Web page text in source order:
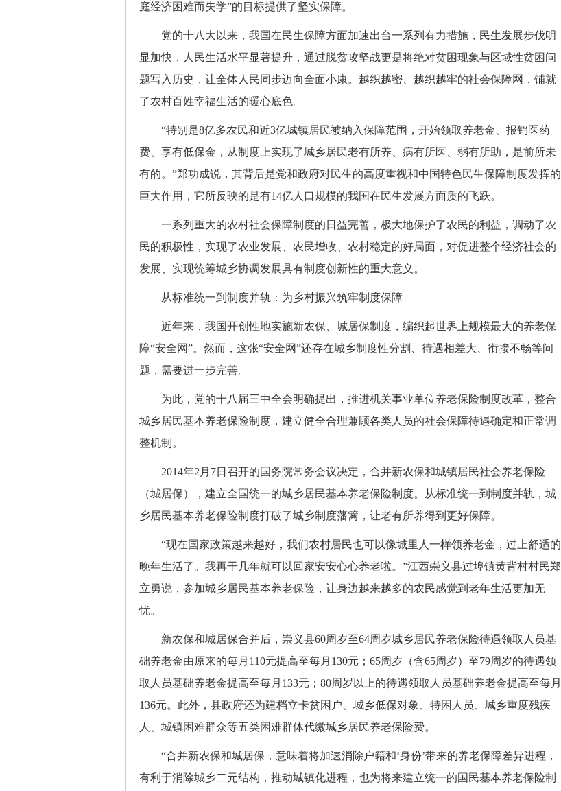
庭经济困难而失学”的目标提供了坚实保障。
党的十八大以来，我国在民生保障方面加速出台一系列有力措施，民生发展步伐明
显加快，人民生活水平显著提升，通过脱贫攻坚战更是将绝对贫困现象与区域性贫困问
题写入历史，让全体人民同步迈向全面小康。越织越密、越织越牢的社会保障网，铺就
了农村百姓幸福生活的暖心底色。
“特别是8亿多农民和近3亿城镇居民被纳入保障范围，开始领取养老金、报销医药
费、享有低保金，从制度上实现了城乡居民老有所养、病有所医、弱有所助，是前所未
有的。”郑功成说，其背后是党和政府对民生的高度重视和中国特色民生保障制度发挥的
巨大作用，它所反映的是有14亿人口规模的我国在民生发展方面质的飞跃。
一系列重大的农村社会保障制度的日益完善，极大地保护了农民的利益，调动了农
民的积极性，实现了农业发展、农民增收、农村稳定的好局面，对促进整个经济社会的
发展、实现统筹城乡协调发展具有制度创新性的重大意义。
从标准统一到制度并轨：为乡村振兴筑牢制度保障
近年来，我国开创性地实施新农保、城居保制度，编织起世界上规模最大的养老保
障“安全网”。然而，这张“安全网”还存在城乡制度性分割、待遇相差大、衔接不畅等问
题，需要进一步完善。
为此，党的十八届三中全会明确提出，推进机关事业单位养老保险制度改革，整合
城乡居民基本养老保险制度，建立健全合理兼顾各类人员的社会保障待遇确定和正常调
整机制。
2014年2月7日召开的国务院常务会议决定，合并新农保和城镇居民社会养老保险
（城居保），建立全国统一的城乡居民基本养老保险制度。从标准统一到制度并轨，城
乡居民基本养老保险制度打破了城乡制度藩篱，让老有所养得到更好保障。
“现在国家政策越来越好，我们农村居民也可以像城里人一样领养老金，过上舒适的
晚年生活了。我再干几年就可以回家安安心心养老啦。”江西崇义县过埠镇黄背村村民郑
立勇说，参加城乡居民基本养老保险，让身边越来越多的农民感觉到老年生活更加无
忧。
新农保和城居保合并后，崇义县60周岁至64周岁城乡居民养老保险待遇领取人员基
础养老金由原来的每月110元提高至每月130元；65周岁（含65周岁）至79周岁的待遇领
取人员基础养老金提高至每月133元；80周岁以上的待遇领取人员基础养老金提高至每月
136元。此外，县政府还为建档立卡贫困户、城乡低保对象、特困人员、城乡重度残疾
人、城镇困难群众等五类困难群体代缴城乡居民养老保险费。
“合并新农保和城居保，意味着将加速消除户籍和‘身份’带来的养老保障差异进程，
有利于消除城乡二元结构，推动城镇化进程，也为将来建立统一的国民基本养老保险制